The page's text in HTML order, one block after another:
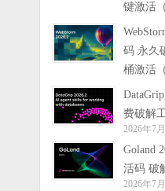
键激活
码 永久
桶激活
费破解
2026年7
Goland
活码 破
2026年7